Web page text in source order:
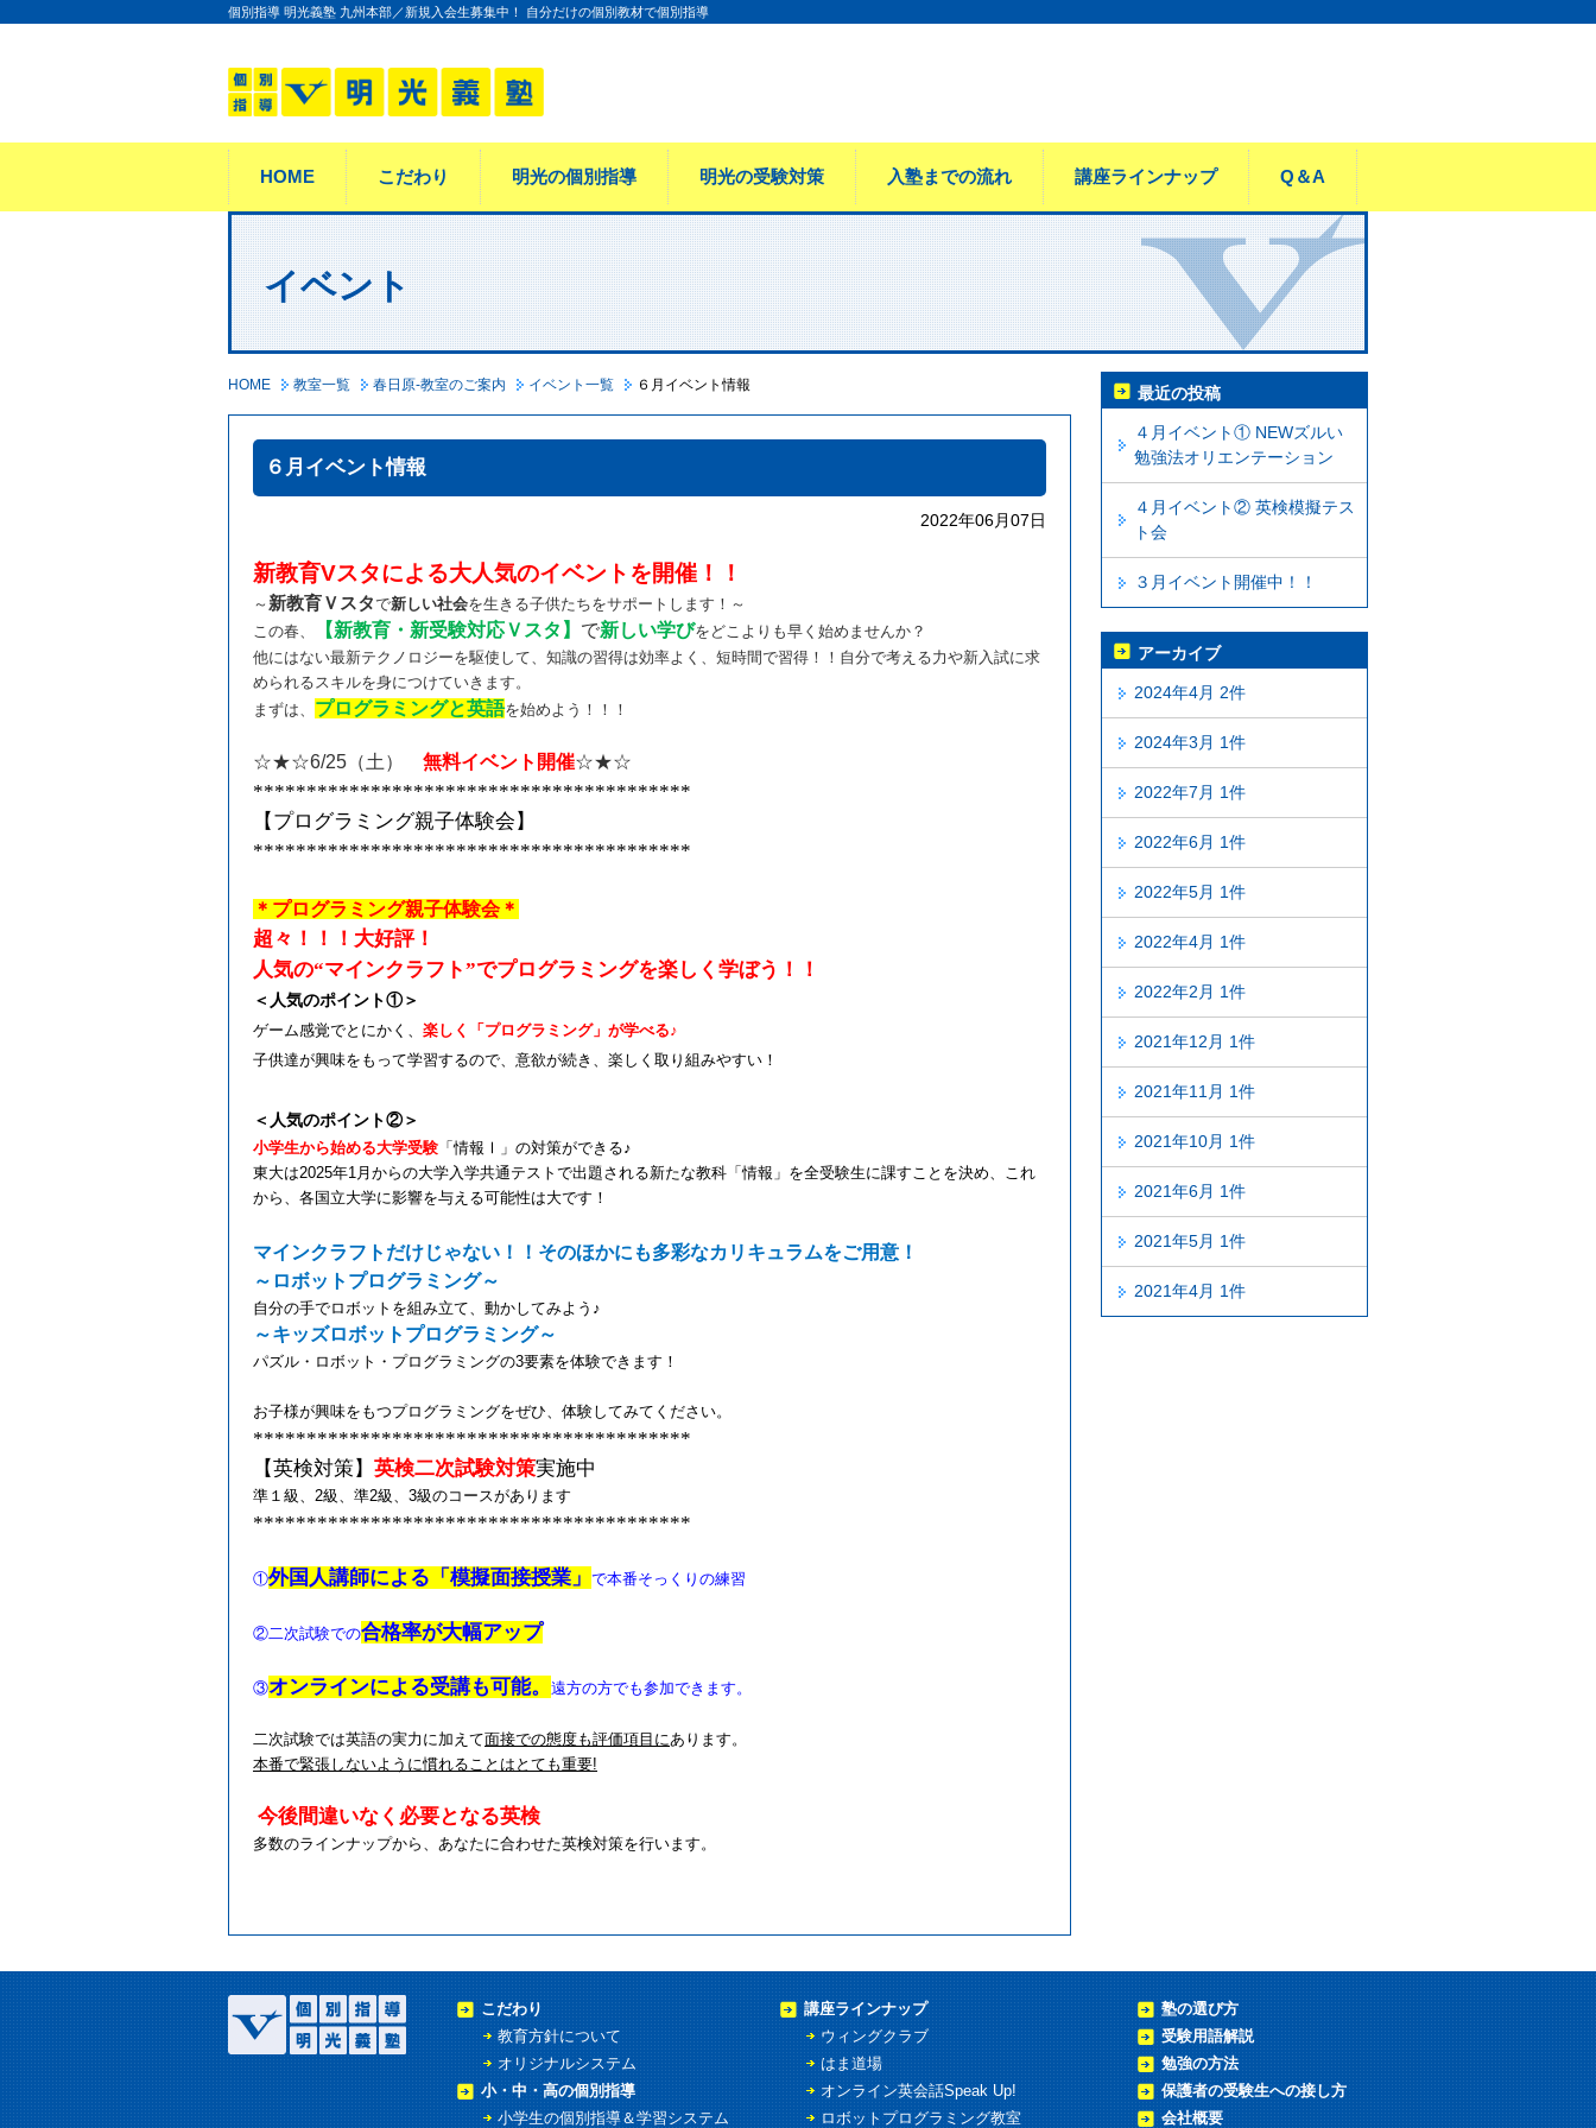
個別指導 明光義塾 九州本部／新規入会生募集中！ 自分だけの個別教材で個別指導
HOME こだわり 明光の個別指導 明光の受験対策 入塾までの流れ 講座ラインナップ Q＆A
イベント
HOME 教室一覧 春日原-教室のご案内 イベント一覧 ６月イベント情報
６月イベント情報
2022年06月07日
新教育Vスタによる大人気のイベントを開催！！
～ 新教育Ｖスタで新しい社会を生きる子供たちをサポートします！～
この春、
【新教育・新受験対応Ｖスタ】 で新しい学びをどこよりも早く始めませんか？
他にはない最新テクノロジーを駆使して、知識の習得は効率よく、短時間で習得！！自分で考える力や新入試に求
められるスキルを身につけていきます。
まずは、 プログラミングと英語を始めよう！！！
☆★☆6/25 （土） 無料イベント開催☆★☆
*****************************************
【プログラミング親子体験会】
*****************************************
＊プログラミング親子体験会＊
超々！！！大好評！
人気の“マインクラフト”でプログラミングを楽しく学ぼう！！
＜人気のポイント①＞
ゲーム感覚でとにかく、 楽しく「プログラミング」が学べる♪
子供達が興味をもって学習するので、意欲が続き、楽しく取り組みやすい！
＜人気のポイント②＞
小学生から始める大学受験 「情報Ⅰ」の対策ができる♪
東大は2025年1月からの大学入学共通テストで出題される新たな教科「情報」を全受験生に課すことを決め、これ
から、各国立大学に影響を与える可能性は大です！
マインクラフトだけじゃない！！そのほかにも多彩なカリキュラムをご用意！
～ロボットプログラミング～
自分の手でロボットを組み立て、動かしてみよう♪
～キッズロボットプログラミング～
パズル・ロボット・プログラミングの3要素を体験できます！
お子様が興味をもつプログラミングをぜひ、体験してみてください。
*****************************************
【英検対策】 英検二次試験対策実施中
準１級、 2級、準2級、 3級のコースがあります
*****************************************
①外国人講師による「模擬面接授業」 で本番そっくりの練習
②二次試験での合格率が大幅アップ
③オンラインによる受講も可能。 遠方の方でも参加できます。
二次試験では英語の実力に加えて面接での態度も評価項目にあります。
本番で緊張しないように慣れることはとても重要!
今後間違いなく必要となる英検
多数のラインナップから、あなたに合わせた英検対策を行います。
最近の投稿
４月イベント① NEWズルい
勉強法オリエンテーション
４月イベント② 英検模擬テス
ト会
３月イベント開催中！！
アーカイブ
2024年4月 2件
2024年3月 1件
2022年7月 1件
2022年6月 1件
2022年5月 1件
2022年4月 1件
2022年2月 1件
2021年12月 1件
2021年11月 1件
2021年10月 1件
2021年6月 1件
2021年5月 1件
2021年4月 1件
こだわり
教育方針について
オリジナルシステム
小・中・高の個別指導
小学生の個別指導＆学習システム
講座ラインナップ
ウィングクラブ
はま道場
オンライン英会話Speak Up!
ロボットプログラミング教室
塾の選び方
受験用語解説
勉強の方法
保護者の受験生への接し方
会社概要